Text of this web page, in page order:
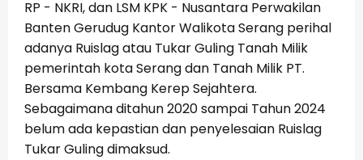
RP - NKRI, dan LSM KPK - Nusantara Perwakilan
Banten Gerudug Kantor Walikota Serang perihal
adanya Ruislag atau Tukar Guling Tanah Milik
pemerintah kota Serang dan Tanah Milik PT.
Bersama Kembang Kerep Sejahtera.
Sebagaimana ditahun 2020 sampai Tahun 2024
belum ada kepastian dan penyelesaian Ruislag
Tukar Guling dimaksud.